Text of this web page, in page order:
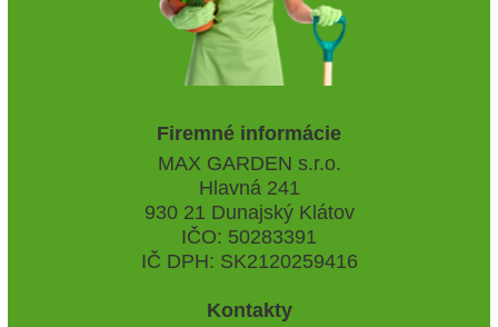
Firemné informácie
MAX GARDEN s.r.o.
Hlavná 241
930 21 Dunajský Klátov
IČO: 50283391
IČ DPH: SK2120259416
Kontakty